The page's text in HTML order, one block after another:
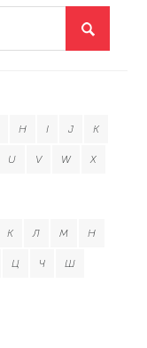
H I J K
U V W X
К Л М Н
Ц Ч Ш